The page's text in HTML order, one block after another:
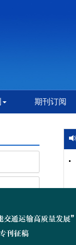
期刊订阅